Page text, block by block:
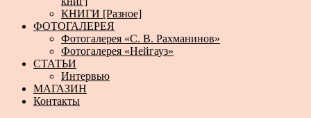
КНИГИ [Разное]
ФОТОГАЛЕРЕЯ
Фотогалерея «С. В. Рахманинов»
Фотогалерея «Нейгауз»
СТАТЬИ
Интервью
МАГАЗИН
Контакты